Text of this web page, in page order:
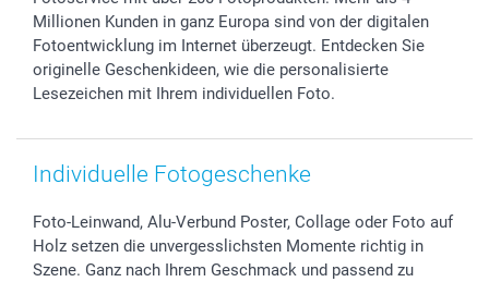
Geschenk-Gutscheine (PDF)
Partnerprogramme
Investor Relations
B2B smartbusiness
Widerrufsrecht
Hochzeit
Geburtstag
Geburt
Zu allen Anlässen
72h Lieferung
Zahlungsmöglichkeiten
Sitemap
Status der Bestellung
smartbonus
Millionen Kunden in ganz Europa sind von der digitalen
Fotoentwicklung im Internet überzeugt. Entdecken Sie
originelle Geschenkideen, wie die personalisierte
Lesezeichen mit Ihrem individuellen Foto.
Individuelle Fotogeschenke
Foto-Leinwand, Alu-Verbund Poster, Collage oder Foto auf
Holz setzen die unvergesslichsten Momente richtig in
Szene. Ganz nach Ihrem Geschmack und passend zu